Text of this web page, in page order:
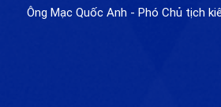
Ông Mạc Quốc Anh - Phó Chủ tịch